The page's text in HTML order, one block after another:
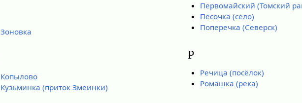
Зоновка
Копылово
Кузьминка (приток Змеинки)
Первомайский (Томский
Песочка (село)
Поперечка (Северск)
Р
Речица (посёлок)
Ромашка (река)